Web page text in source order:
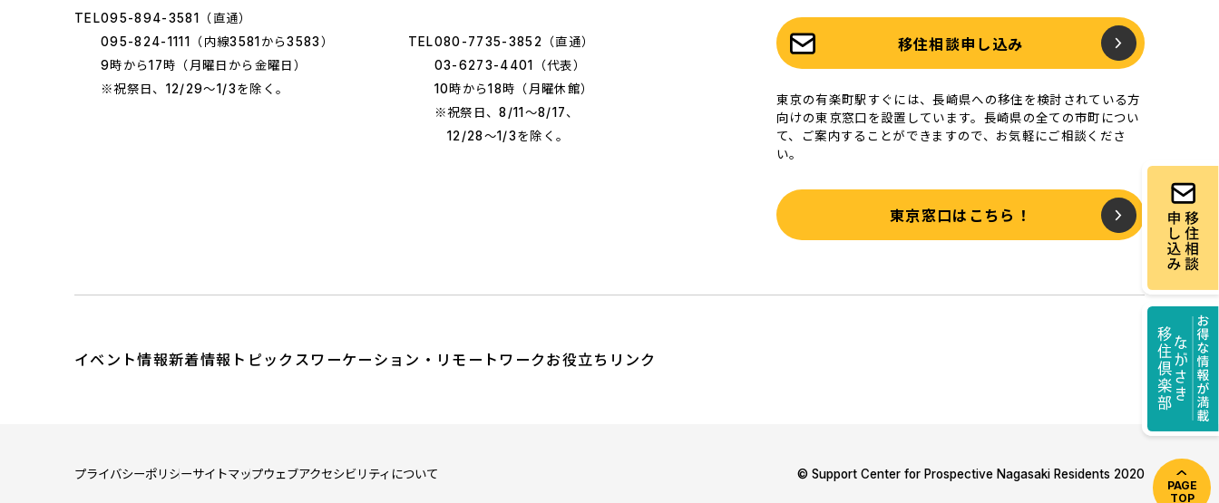
PAGE
TOP
TEL095-894-3581
（直通）
095-824-1111
（内線3581から3583）
9時から17時（月曜日から金曜日）
※祝祭日、12/29～1/3を除く。
TEL080-7735-3852
（直通）
03-6273-4401
（代表）
10時から18時（月曜休館）
※祝祭日、8/11～8/17、
12/28～1/3を除く。
移住相談申し込み
東京の有楽町駅すぐには、長崎県への移住を検討されている方
向けの東京窓口を設置しています。長崎県の全ての市町につい
て、ご案内することができますので、お気軽にご相談くださ
い。
東京窓口はこちら！
イベント情報新着情報 トピックス ワーケーション・リモートワーク お役立ちリンク
プライバシーポリシーサイトマップウェブアクセシビリティについて © Support Center for Prospective Nagasaki Residents 2020